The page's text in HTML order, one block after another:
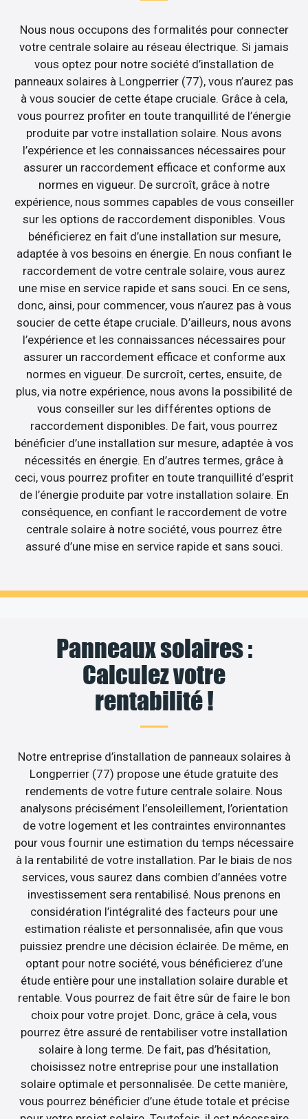
Nous nous occupons des formalités pour connecter
votre centrale solaire au réseau électrique. Si jamais
vous optez pour notre société d’installation de
panneaux solaires à Longperrier (77), vous n’aurez pas
à vous soucier de cette étape cruciale. Grâce à cela,
vous pourrez profiter en toute tranquillité de l’énergie
produite par votre installation solaire. Nous avons
l’expérience et les connaissances nécessaires pour
assurer un raccordement efficace et conforme aux
normes en vigueur. De surcroît, grâce à notre
expérience, nous sommes capables de vous conseiller
sur les options de raccordement disponibles. Vous
bénéficierez en fait d’une installation sur mesure,
adaptée à vos besoins en énergie. En nous confiant le
raccordement de votre centrale solaire, vous aurez
une mise en service rapide et sans souci. En ce sens,
donc, ainsi, pour commencer, vous n’aurez pas à vous
soucier de cette étape cruciale. D’ailleurs, nous avons
l’expérience et les connaissances nécessaires pour
assurer un raccordement efficace et conforme aux
normes en vigueur. De surcroît, certes, ensuite, de
plus, via notre expérience, nous avons la possibilité de
vous conseiller sur les différentes options de
raccordement disponibles. De fait, vous pourrez
bénéficier d’une installation sur mesure, adaptée à vos
nécessités en énergie. En d’autres termes, grâce à
ceci, vous pourrez profiter en toute tranquillité d’esprit
de l’énergie produite par votre installation solaire. En
conséquence, en confiant le raccordement de votre
centrale solaire à notre société, vous pourrez être
assuré d’une mise en service rapide et sans souci.
Panneaux solaires :
Calculez votre
rentabilité !
Notre entreprise d’installation de panneaux solaires à
Longperrier (77) propose une étude gratuite des
rendements de votre future centrale solaire. Nous
analysons précisément l’ensoleillement, l’orientation
de votre logement et les contraintes environnantes
pour vous fournir une estimation du temps nécessaire
à la rentabilité de votre installation. Par le biais de nos
services, vous saurez dans combien d’années votre
investissement sera rentabilisé. Nous prenons en
considération l’intégralité des facteurs pour une
estimation réaliste et personnalisée, afin que vous
puissiez prendre une décision éclairée. De même, en
optant pour notre société, vous bénéficierez d’une
étude entière pour une installation solaire durable et
rentable. Vous pourrez de fait être sûr de faire le bon
choix pour votre projet. Donc, grâce à cela, vous
pourrez être assuré de rentabiliser votre installation
solaire à long terme. De fait, pas d’hésitation,
choisissez notre entreprise pour une installation
solaire optimale et personnalisée. De cette manière,
vous pourrez bénéficier d’une étude totale et précise